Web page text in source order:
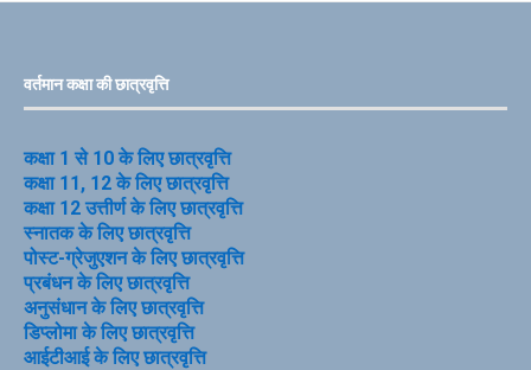
वर्तमान कक्षा की छात्रवृत्ति
कक्षा 1 से 10 के लिए छात्रवृत्ति
कक्षा 11, 12 के लिए छात्रवृत्ति
कक्षा 12 उत्तीर्ण के लिए छात्रवृत्ति
स्नातक के लिए छात्रवृत्ति
पोस्ट-ग्रेजुएशन के लिए छात्रवृत्ति
प्रबंधन के लिए छात्रवृत्ति
अनुसंधान के लिए छात्रवृत्ति
डिप्लोमा के लिए छात्रवृत्ति
आईटीआई के लिए छात्रवृत्ति